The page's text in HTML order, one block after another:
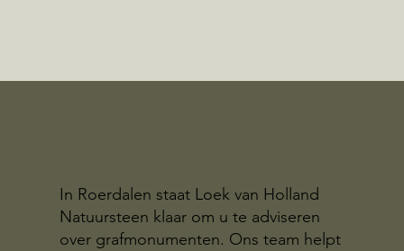
In Roerdalen staat Loek van Holland
Natuursteen klaar om u te adviseren
over grafmonumenten. Ons team helpt